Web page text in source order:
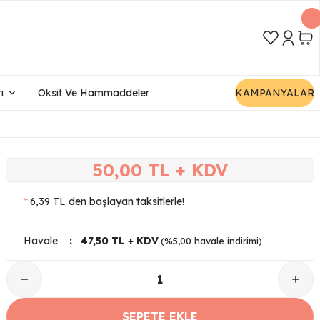
Oksit Ve Hammaddeler KAMPANYALAR
50,00 TL + KDV
*6,39 TL den başlayan taksitlerle!
Havale 47,50 TL + KDV (%5,00 havale indirimi)
SEPETE EKLE